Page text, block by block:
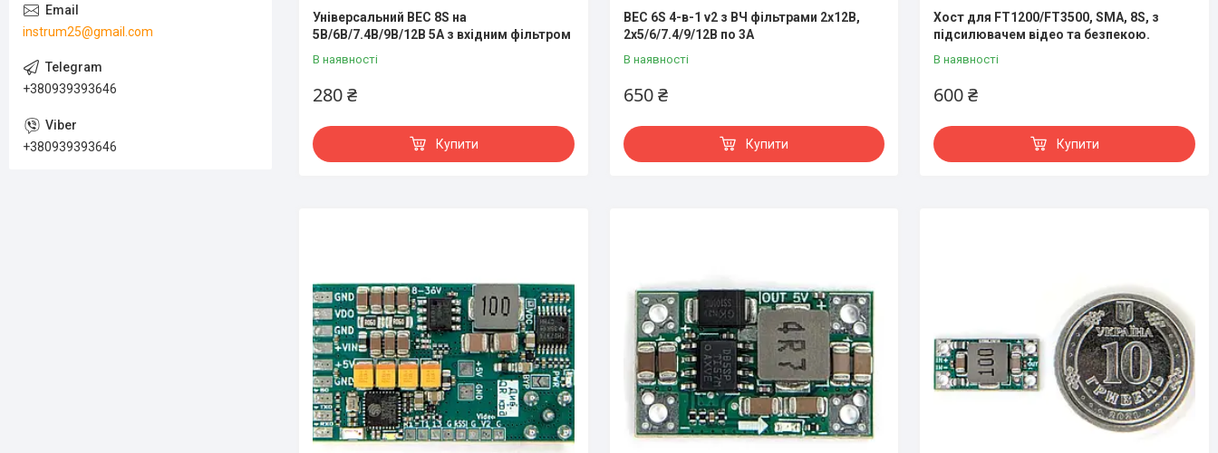
Універсальний BEC 8S на
5В/6В/7.4В/9В/12В 5А з вхідним фільтром
В наявності
280 ₴
Купити
BEC 6S 4-в-1 v2 з ВЧ фільтрами 2х12В,
2х5/6/7.4/9/12В по 3А
В наявності
650 ₴
Купити
Хост для FT1200/FT3500, SMA, 8S, з
підсилювачем відео та безпекою.
В наявності
600 ₴
Купити
instrum25@gmail.com
+380939393646
+380939393646